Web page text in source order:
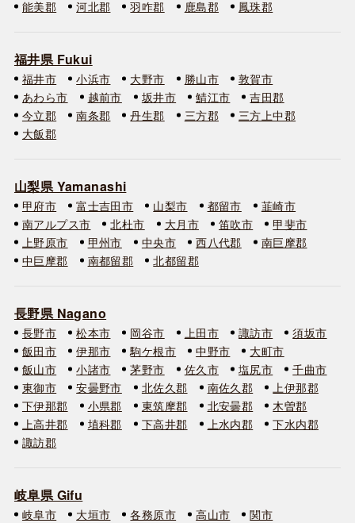
能美郡 河北郡 羽咋郡 鹿島郡 鳳珠郡
福井県 Fukui
福井市 小浜市 大野市 勝山市
敦賀市
あわら市
越前市 坂井市 鯖江市
吉田郡
今立郡
南条郡 丹生郡 三方郡
三方上中郡
大飯郡
山梨県 Yamanashi
甲府市 富士吉田市 山梨市 都留市
韮崎市
南アルプス市
北杜市 大月市 笛吹市
甲斐市
上野原市
甲州市 中央市 西八代郡
南巨摩郡
中巨摩郡
南都留郡 北都留郡
長野県 Nagano
長野市 松本市 岡谷市 上田市 諏訪市
須坂市
飯田市
伊那市 駒ケ根市 中野市
大町市
飯山市
小諸市 茅野市 佐久市 塩尻市
千曲市
東御市
安曇野市 北佐久郡 南佐久郡
上伊那郡
下伊那郡
小県郡 東筑摩郡 北安曇郡
木曽郡
上高井郡
埴科郡 下高井郡 上水内郡
下水内郡
諏訪郡
岐阜県 Gifu
岐阜市 大垣市 各務原市 高山市
関市